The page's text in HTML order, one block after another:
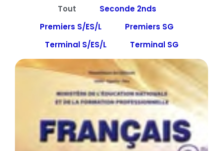
Tout
Seconde 2nds
Premiers S/ES/L
Premiers SG
Terminal S/ES/L
Terminal SG